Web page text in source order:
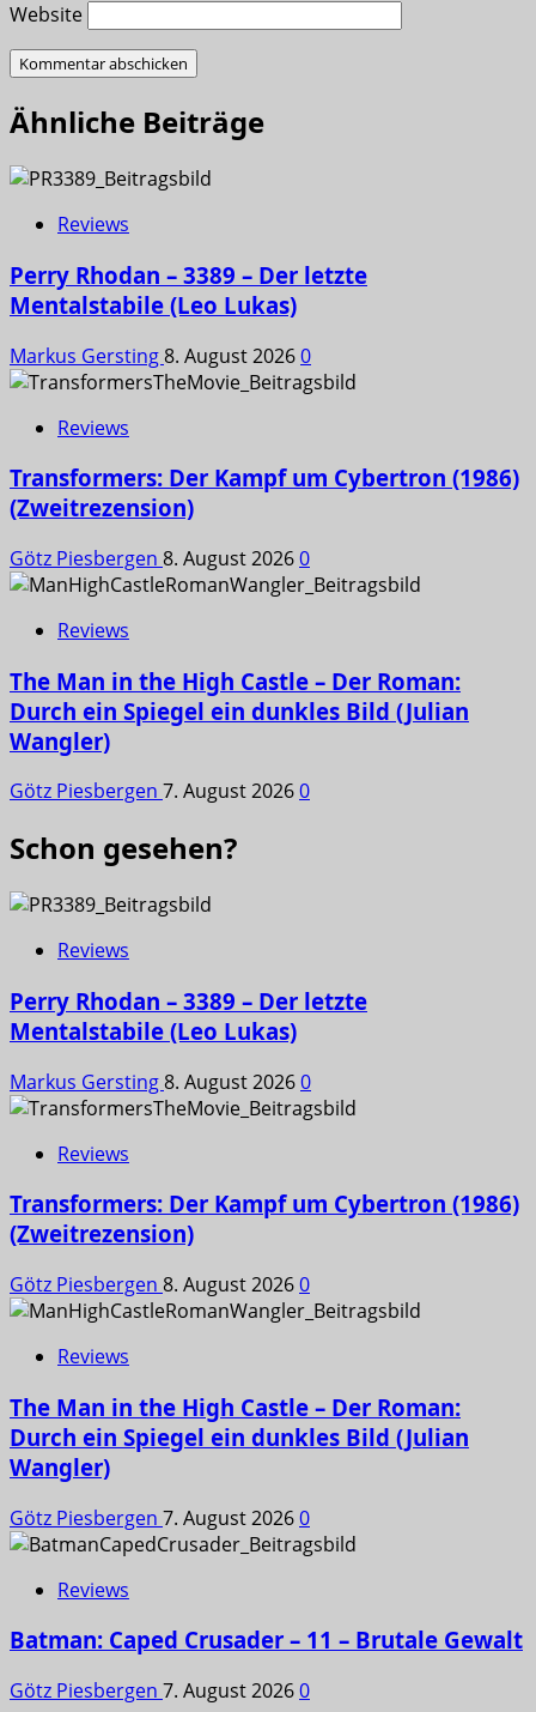
Website
Ähnliche Beiträge
Reviews
Perry Rhodan – 3389 – Der letzte
Mentalstabile (Leo Lukas)
Markus Gersting8. August 20260
Reviews
Transformers: Der Kampf um Cybertron (1986)
(Zweitrezension)
Götz Piesbergen 8. August 20260
Reviews
The Man in the High Castle – Der Roman:
Durch ein Spiegel ein dunkles Bild (Julian
Wangler)
Götz Piesbergen 7. August 20260
Schon gesehen?
Reviews
Perry Rhodan – 3389 – Der letzte
Mentalstabile (Leo Lukas)
Markus Gersting8. August 20260
Reviews
Transformers: Der Kampf um Cybertron (1986)
(Zweitrezension)
Götz Piesbergen 8. August 20260
Reviews
The Man in the High Castle – Der Roman:
Durch ein Spiegel ein dunkles Bild (Julian
Wangler)
Götz Piesbergen 7. August 20260
Reviews
Batman: Caped Crusader – 11 – Brutale Gewalt
Götz Piesbergen 7. August 20260